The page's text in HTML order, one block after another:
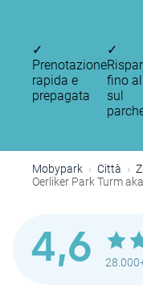
✓
Prenotazione
rapida e
prepagata
✓
fino
sul
Mobypark Città
Oerliker Park Turm
4,6